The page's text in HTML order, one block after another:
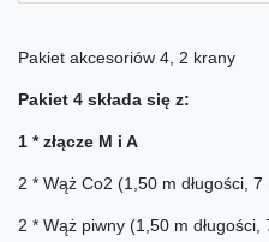
Pakiet akcesoriów 4, 2 krany
Pakiet 4 składa się z:
1 * złącze M i A
2 * Wąż Co2 (1,50 m długości, 7
2 * Wąż piwny (1,50 m długości,